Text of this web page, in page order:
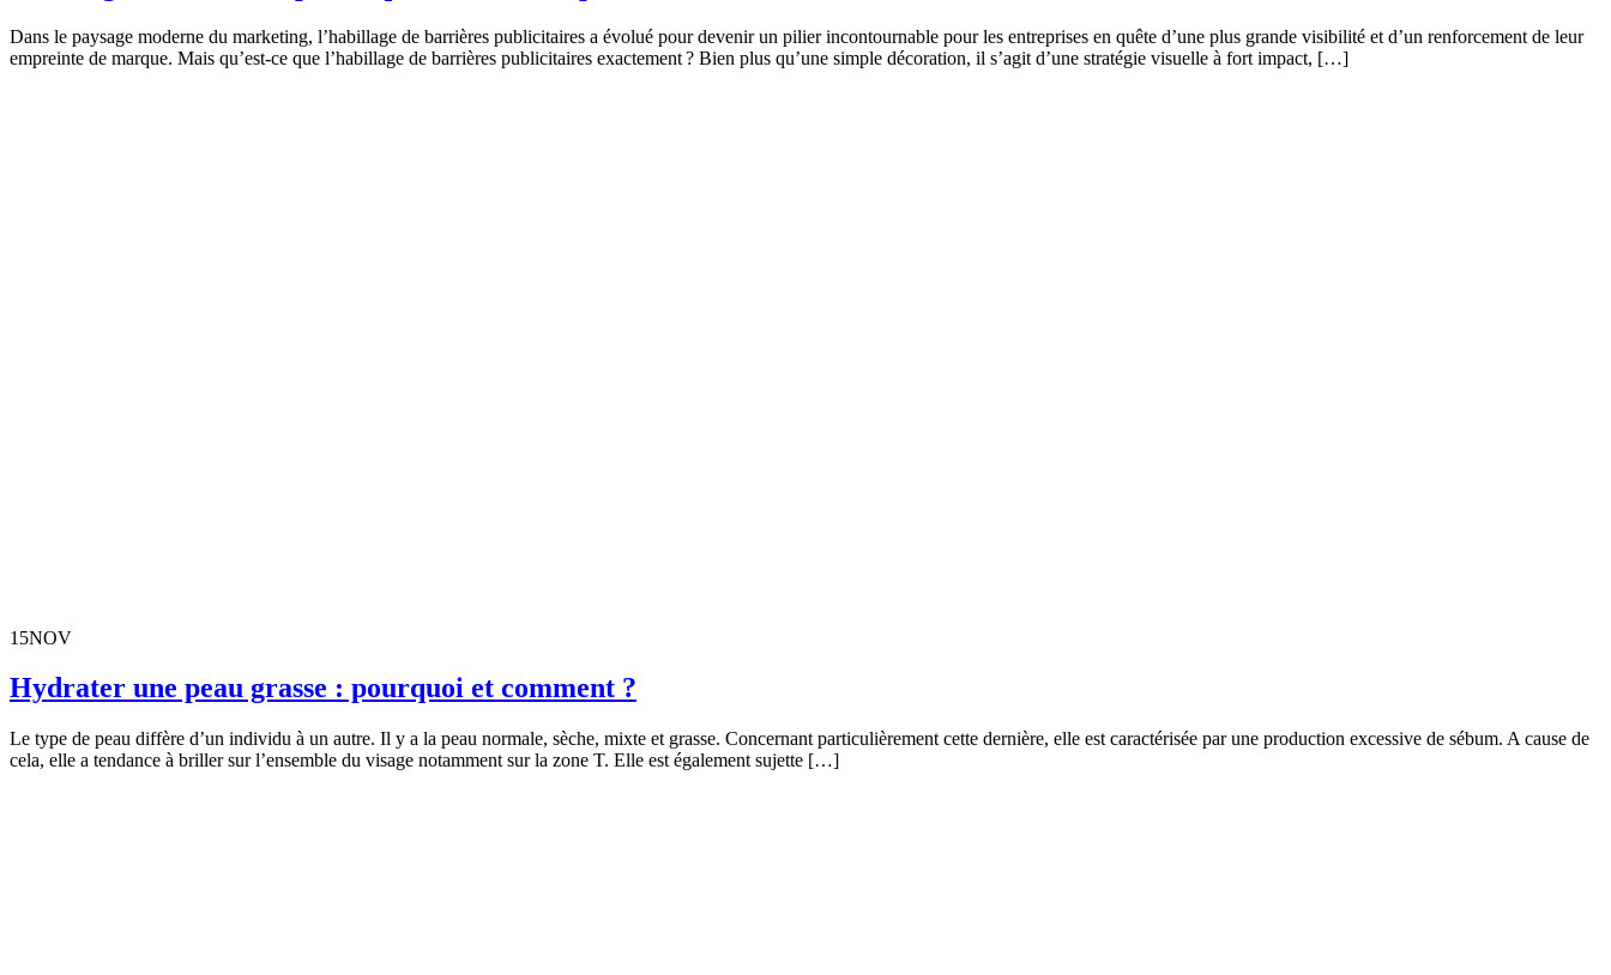
Dans le paysage moderne du marketing, l’habillage de barrières publicitaires a évolué pour devenir un pilier incontournable pour les entreprises en quête d’une plus grande visibilité et d’un renforcement de leur
empreinte de marque. Mais qu’est-ce que l’habillage de barrières publicitaires exactement ? Bien plus qu’une simple décoration, il s’agit d’une stratégie visuelle à fort impact, […]
15NOV
Hydrater une peau grasse : pourquoi et comment ?
Le type de peau diffère d’un individu à un autre. Il y a la peau normale, sèche, mixte et grasse. Concernant particulièrement cette dernière, elle est caractérisée par une production excessive de sébum. A cause de
cela, elle a tendance à briller sur l’ensemble du visage notamment sur la zone T. Elle est également sujette […]